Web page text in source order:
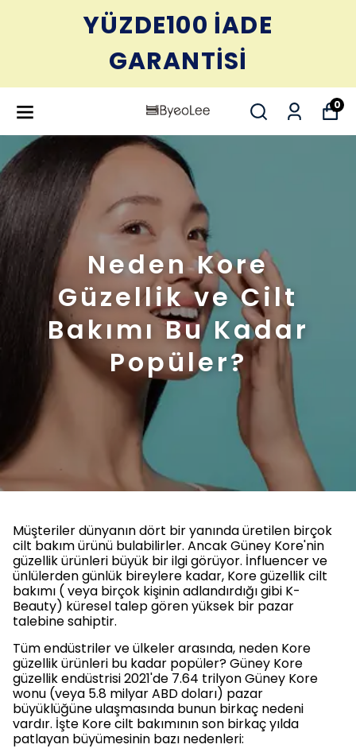
YÜZDE100 İADE
GARANTİSİ
0
Neden Kore
Güzellik ve Cilt
Bakımı Bu Kadar
Popüler?
Müşteriler dünyanın dört bir yanında üretilen birçok
cilt bakım ürünü bulabilirler. Ancak Güney Kore'nin
güzellik ürünleri büyük bir ilgi görüyor. İnfluencer ve
ünlülerden günlük bireylere kadar, Kore güzellik cilt
bakımı ( veya birçok kişinin adlandırdığı gibi K-
Beauty) küresel talep gören yüksek bir pazar
talebine sahiptir.
Tüm endüstriler ve ülkeler arasında, neden Kore
güzellik ürünleri bu kadar popüler? Güney Kore
güzellik endüstrisi 2021'de 7.64 trilyon Güney Kore
wonu (veya 5.8 milyar ABD doları) pazar
büyüklüğüne ulaşmasında bunun birkaç nedeni
vardır. İşte Kore cilt bakımının son birkaç yılda
patlayan büyümesinin bazı nedenleri: